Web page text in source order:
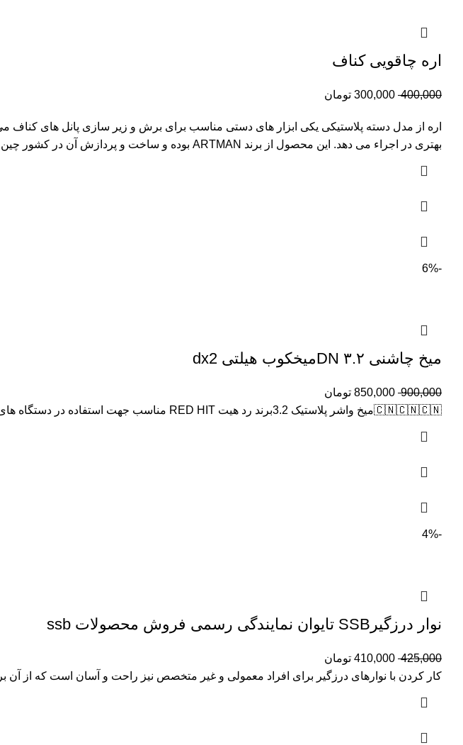
اره چاقویی کناف
400,000
300,000 تومان
اره از مدل دسته پلاستیکی یکی ابزار های دستی مناسب برای برش و زیر سازی پانل های کناف
بهتری در اجراء می دهد. این محصول از برند ARTMAN بوده و ساخت و پردازش آن در کشور چین صورت گرفته است
-6%
میخ چاشنی ۳.۲ DNمیخکوب هیلتی dx2
900,000
850,000 تومان
🇨🇳🇨🇳🇨🇳میخ واشر پلاستیک 3.2برند رد هیت RED HIT مناسب جهت استفاده در دستگاه های میخکوب برند هيلتی مدل DX460 p8 🇨🇳🇨🇳🇨🇳DX2
-4%
نوار درزگیرSSB تایوان نمایندگی رسمی فروش محصولات ssb
425,000
410,000 تومان
کار کردن با نوارهای درزگیر برای افراد معمولی و غیر متخصص نیز راحت و آسان است که از آن